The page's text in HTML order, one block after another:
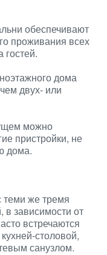
обеспечивают
проживания всех
дома
двух- или
можно
пристройки, не
дома.
теми же тремя
зависимости от
встречаются
столовой,
санузлом.